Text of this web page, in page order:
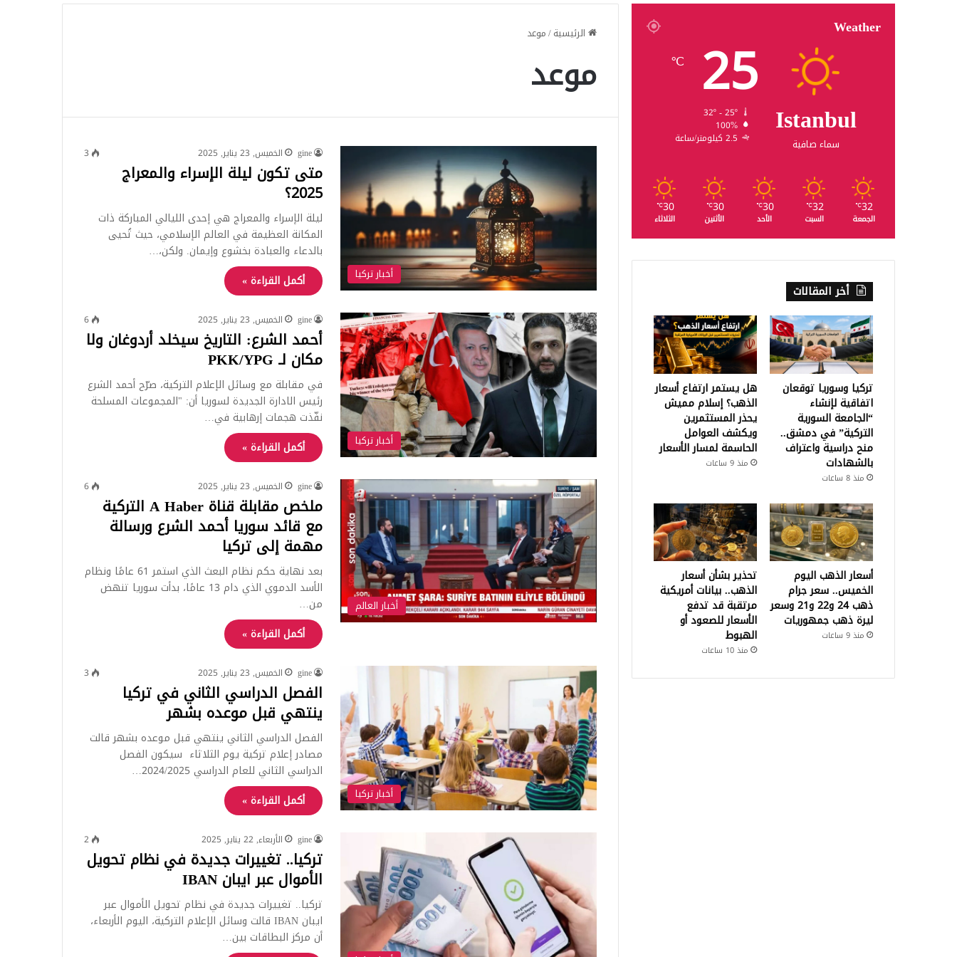
الرئيسية/موعد
موعد
أخبار تركيا
gine الخميس, 23 يناير, 2025 3
متى تكون ليلة الإسراء والمعراج
2025؟
ليلة الإسراء والمعراج هي إحدى الليالي المباركة ذات
المكانة العظيمة في العالم الإسلامي، حيث تُحيى
بالدعاء والعبادة بخشوع وإيمان. ولكن،…
أكمل القراءة »
أخبار تركيا
gine الخميس, 23 يناير, 2025 6
أحمد الشرع: التاريخ سيخلد أردوغان ولا
مكان لـ PKK/YPG
في مقابلة مع وسائل الإعلام التركية، صرّح أحمد الشرع
رئيس الادارة الجديدة لسوريا أن: "المجموعات المسلحة
نفّذت هجمات إرهابية في…
أكمل القراءة »
أخبار العالم
gine الخميس, 23 يناير, 2025 6
ملخص مقابلة قناة A Haber التركية
مع قائد سوريا أحمد الشرع ورسالة
مهمة إلى تركيا
بعد نهاية حكم نظام البعث الذي استمر 61 عامًا ونظام
الأسد الدموي الذي دام 13 عامًا، بدأت سوريا تنهض
من…
أكمل القراءة »
أخبار تركيا
gine الخميس, 23 يناير, 2025 3
الفصل الدراسي الثاني في تركيا
ينتهي قبل موعده بشهر
الفصل الدراسي الثاني ينتهي قبل موعده بشهر قالت
مصادر إعلام تركية يوم الثلاثاء سيكون الفصل
الدراسي الثاني للعام الدراسي 2024/2025…
أكمل القراءة »
gine الأربعاء, 22 يناير, 2025 2
تركيا.. تغييرات جديدة في نظام تحويل
الأموال عبر ايبان IBAN
تركيا.. تغييرات جديدة في نظام تحويل الأموال عبر
ايبان IBAN قالت وسائل الإعلام التركية، اليوم الأربعاء،
أن مركز البطاقات بين…
Weather
Istanbul
سماء صافية
25
℃
32º - 25º
100%
2.5 كيلومتر/ساعة
32
℃
الجمعة
32
℃
السبت
30
℃
الأحد
30
℃
الأثنين
30
℃
الثلاثاء
أخر المقالات
تركيا وسوريا توقعان
اتفاقية لإنشاء
“الجامعة السورية
التركية” في دمشق..
منح دراسية واعتراف
بالشهادات
منذ 8 ساعات
هل يستمر ارتفاع أسعار
الذهب؟ إسلام مميش
يحذر المستثمرين
ويكشف العوامل
الحاسمة لمسار الأسعار
منذ 9 ساعات
أسعار الذهب اليوم
الخميس.. سعر جرام
ذهب 24 و22 و21 وسعر
ليرة ذهب جمهوريات
منذ 9 ساعات
تحذير بشأن أسعار
الذهب.. بيانات أمريكية
مرتقبة قد تدفع
الأسعار للصعود أو
الهبوط
منذ 10 ساعات